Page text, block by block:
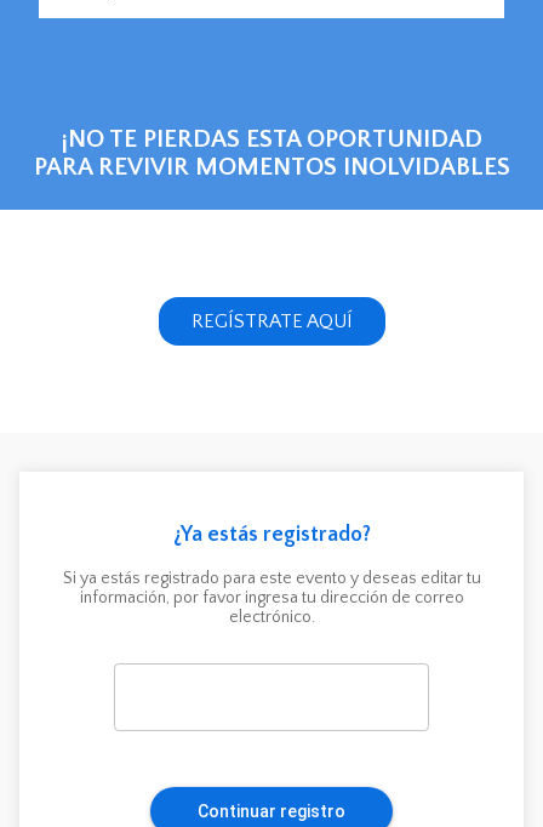
¡NO TE PIERDAS ESTA OPORTUNIDAD
PARA REVIVIR MOMENTOS INOLVIDABLES
REGÍSTRATE AQUÍ
¿Ya estás registrado?
Si ya estás registrado para este evento y deseas editar tu
información, por favor ingresa tu dirección de correo
electrónico.
Continuar registro